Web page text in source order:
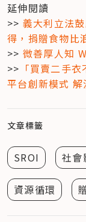
延伸閱讀
>> 義大利立法
得，捐贈食物比
>> 微善厚人知
>> 「買賣二手
平台創新模式
文章標籤
SROI 社會
資源循環